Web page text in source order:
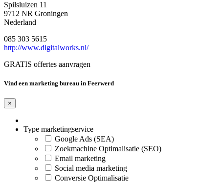
Spilsluizen 11
9712 NR Groningen
Nederland
085 303 5615
http://www.digitalworks.nl/
GRATIS offertes aanvragen
Vind een marketing bureau in Feerwerd
×
Type marketingservice
Google Ads (SEA)
Zoekmachine Optimalisatie (SEO)
Email marketing
Social media marketing
Conversie Optimalisatie